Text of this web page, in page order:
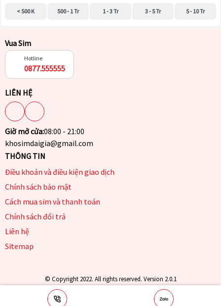
< 500 K 500 - 1 Tr 1 - 3 Tr 3 - 5 Tr 5 - 10 Tr
Vua Sim
Hotline
0877.555555
LIÊN HỆ
Giờ mở cửa:08:00 - 21:00
khosimdaigia@gmail.com
THÔNG TIN
Điều khoản và điều kiện giao dịch
Chính sách bảo mật
Cách mua sim và thanh toán
Chính sách đổi trả
Liên hệ
Sitemap
© Copyright 2022. All rights reserved. Version 2.0.1